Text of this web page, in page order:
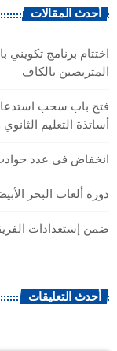
أحدث المقالات
اختتام برنامج تكويني
المتربصين بالكاف
فتح باب سحب
أساتذة التعليم
انخفاض في عدد
دورة ألعاب البحر
ضمن إستعدادات
أحدث التعليقات